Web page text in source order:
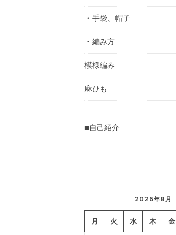
・手袋、帽子
・編み方
模様編み
麻ひも
■自己紹介
2026年8月
月 火 水 木 金